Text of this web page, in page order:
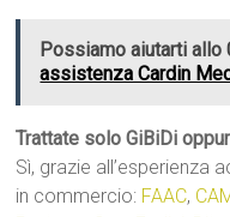
Possiamo aiutarti allo
assistenza Cardin
Trattate solo GiBiDi
Sì, grazie all’esperienza
in commercio: FAAC,